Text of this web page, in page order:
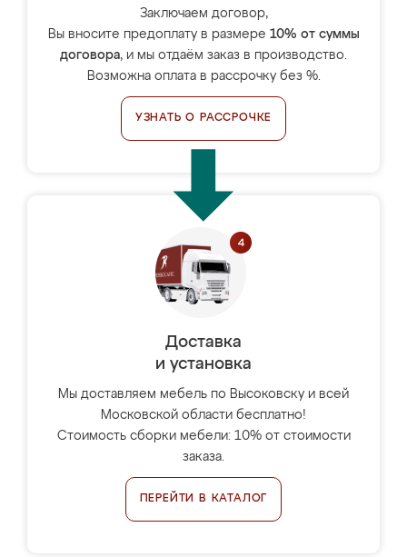
Заключаем договор,
Вы вносите предоплату в размере 10% от суммы
договора, и мы отдаём заказ в производство.
Возможна оплата в рассрочку без %.
УЗНАТЬ О РАССРОЧКЕ
Доставка
и установка
Мы доставляем мебель по Высоковску и всей
Московской области бесплатно!
Стоимость сборки мебели: 10% от стоимости
заказа.
ПЕРЕЙТИ В КАТАЛОГ